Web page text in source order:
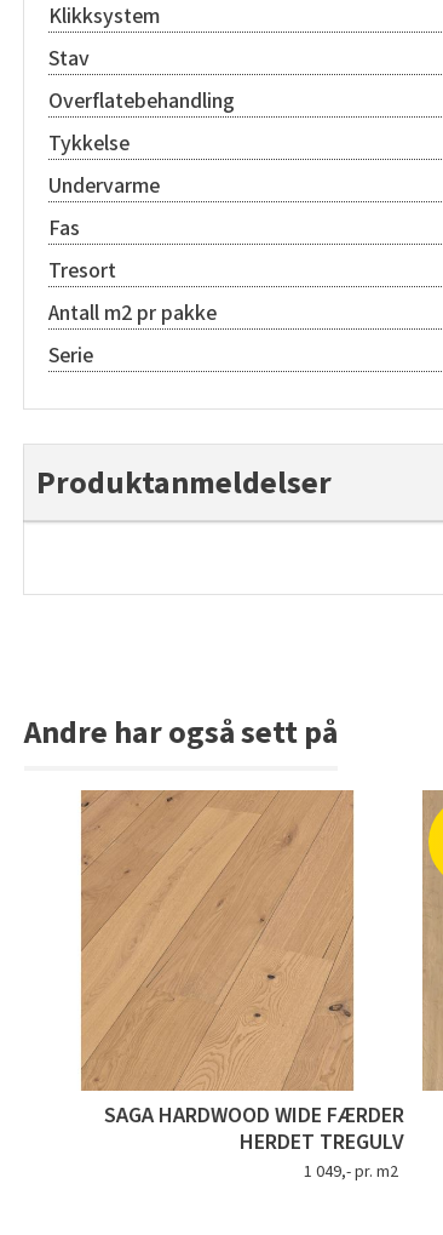
Klikksystem
Stav
Overflatebehandling
Tykkelse
Undervarme
Fas
Tresort
Antall m2 pr pakke
Serie
Produktanmeldelser
Andre har også sett på
SAGA HARDWOOD WIDE FÆRDER
HERDET TREGULV
1 049,- pr. m2